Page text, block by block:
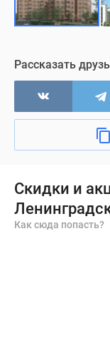
Рассказать
Скидки и
Как сюда попасть?